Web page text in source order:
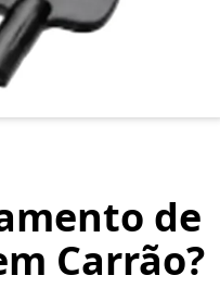
de
Carrão?